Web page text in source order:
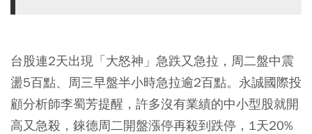
台股連2天出現「大怒神」急跌又急拉，周二盤中震
盪5百點、周三早盤半小時急拉逾2百點。永誠國際投
顧分析師李蜀芳提醒，許多沒有業績的中小型股就開
高又急殺，錸德周二開盤漲停再殺到跌停，1天20%